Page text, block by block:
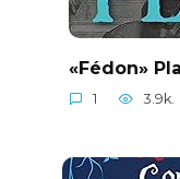
«Fédon»
1 3.9k.